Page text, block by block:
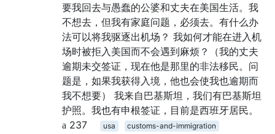
要我回去与愚蠢的公婆和丈夫在美国生活。我
不想去，但我有家庭问题，必须去。有什么办
法可以将我驱逐出机场？ 我如何才能在进入机
场时被拒入美国而不会遇到麻烦？（我的丈夫
逾期未交签证，现在他是那里的非法移民。问
题是，如果我获得入境，他也会使我也逾期而
我不想要） 我来自巴基斯坦，我们有巴基斯坦
护照。我也有申根签证，目前是西班牙居民。
237
usa
customs-and-immigration